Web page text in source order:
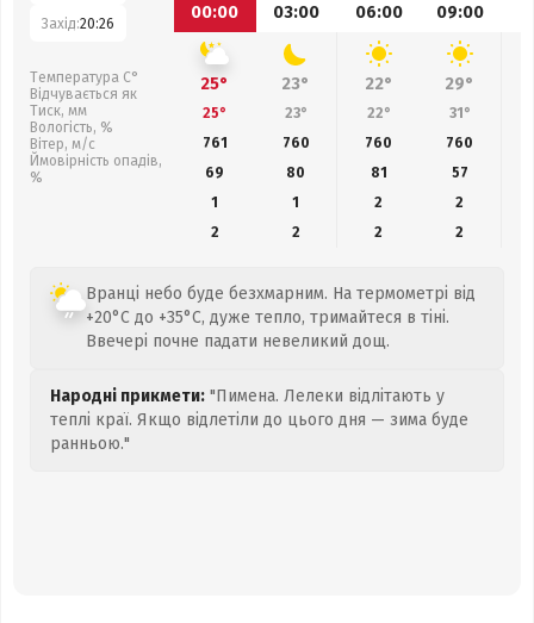
Захід:20:26
Температура С°
Відчувається як
Тиск, мм
Вологість, %
Вітер, м/с
Ймовірність опадів,
%
00:00
03:00 06:00 09:00
25° 23° 22° 29°
25° 23° 22° 31°
761
760 760 760
69
80 81 57
1
1 2
2
2
2 2 2
Вранці небо буде безхмарним. На термометрі від
+20°C до +35°C, дуже тепло, тримайтеся в тіні.
Ввечері почне падати невеликий дощ.
Народні прикмети: "Пимена. Лелеки відлітають у
теплі краї. Якщо відлетіли до цього дня — зима буде
ранньою."